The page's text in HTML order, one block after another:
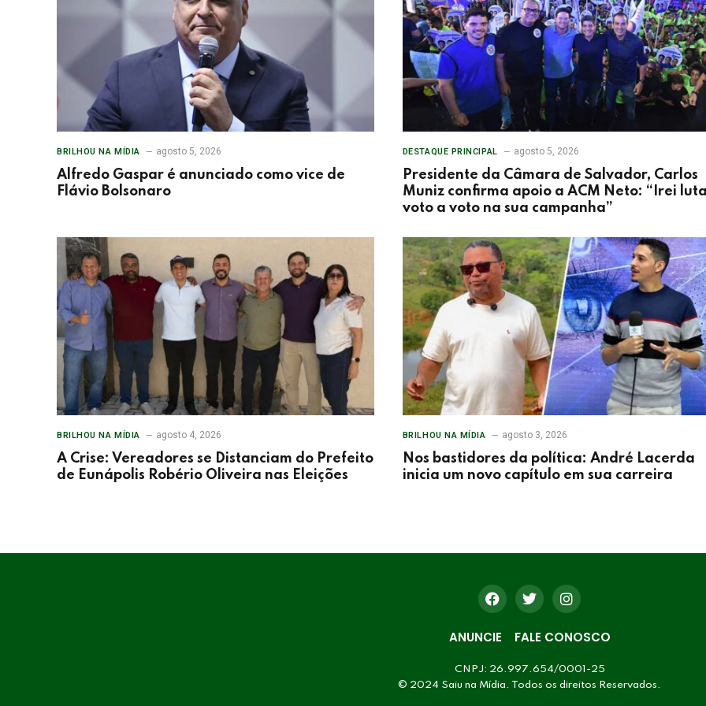
BRILHOU NA MÍDIA agosto 5, 2026
Alfredo Gaspar é anunciado como vice de
Flávio Bolsonaro
DESTAQUE PRINCIPAL agosto 5, 2026
Presidente da Câmara de Salvador, Carlos
Muniz confirma apoio a ACM Neto: “Irei
voto a voto na sua campanha”
BRILHOU NA MÍDIA agosto 4, 2026
A Crise: Vereadores se Distanciam do Prefeito
de Eunápolis Robério Oliveira nas Eleições
BRILHOU NA MÍDIA agosto 3, 2026
Nos bastidores da política: André Lacerda
inicia um novo capítulo em sua carreira
ANUNCIE FALE CONOSCO
CNPJ: 26.997.654/0001-25
© 2024 Saiu na Mídia. Todos os direitos Reservados.